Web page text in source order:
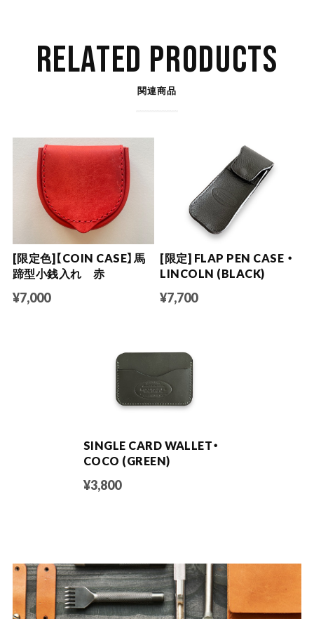
RELATED PRODUCTS
関連商品
[限定色]【COIN CASE】馬
蹄型小銭入れ 赤
¥7,000
[限定] FLAP PEN CASE ・
LINCOLN (BLACK)
¥7,700
SINGLE CARD WALLET・
COCO (GREEN)
¥3,800